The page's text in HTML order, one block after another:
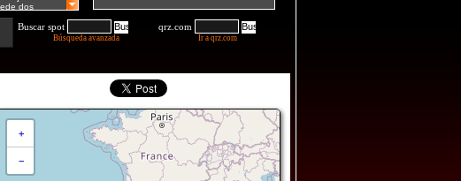
Buscar spot
Búsqueda avanzada
qrz.com
Ir a qrz.com
+
−